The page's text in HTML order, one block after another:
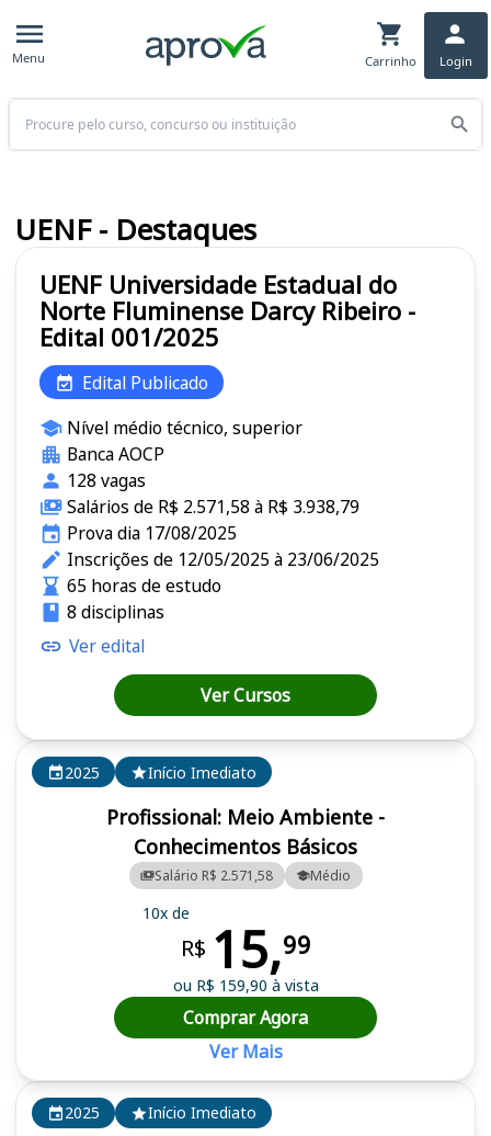
Menu Carrinho Login
Buscar
2025 Início Imediato
2025 Início Imediato
Profissional: Meio Ambiente -
Conhecimentos Básicos
Salário R$ 2.571,58 Médio
10x de
R$ 15,99
ou R$ 159,90 à vista
Comprar Agora
Ver Mais
UENF Universidade Estadual do
Norte Fluminense Darcy Ribeiro -
Edital 001/2025
Edital Publicado
Nível médio técnico, superior
Banca AOCP
128 vagas
Salários de R$ 2.571,58 à R$ 3.938,79
Prova dia 17/08/2025
Inscrições de 12/05/2025 à 23/06/2025
65 horas de estudo
8 disciplinas
Ver edital
Ver Cursos
UENF - Destaques